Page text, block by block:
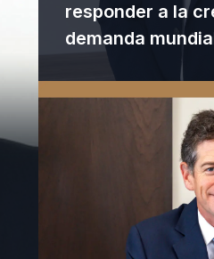
responder a la
demanda